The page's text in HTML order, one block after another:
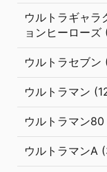
ウルトラギャラ
ョンヒーローズ
ウルトラセブン
ウルトラマン
ウルトラマン
ウルトラマンA